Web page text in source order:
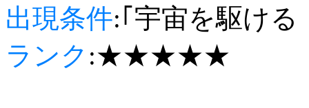
出現条件:｢宇宙を駆ける
ランク :★★★★★